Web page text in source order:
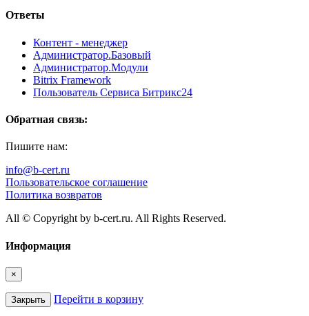
Ответы
Контент - менеджер
Администратор.Базовый
Администратор.Модули
Bitrix Framework
Пользователь Сервиса Битрикс24
Обратная связь:
Пишите нам:
info@b-cert.ru
Пользовательское соглашение
Политика возвратов
All © Copyright by b-cert.ru. All Rights Reserved.
Информация
×
Закрыть Перейти в корзину